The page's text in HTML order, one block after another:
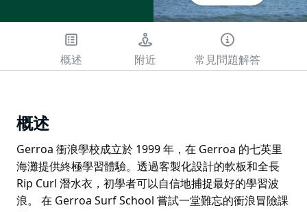
概述 附近 常見問題解答
概述
Gerroa 衝浪學校成立於 1999 年，在 Gerroa 的七英里
海灘提供終極學習體驗。透過客製化設計的軟板和全長
Rip Curl 潛水衣，初學者可以自信地捕捉最好的學習波
浪。 在 Gerroa Surf School 嘗試一堂難忘的衝浪冒險課